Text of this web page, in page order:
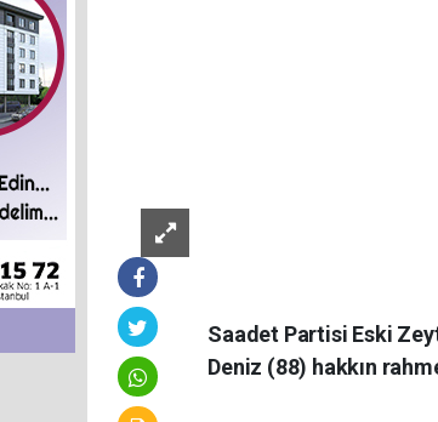
Saadet Partisi Eski
Deniz (88) hakkın